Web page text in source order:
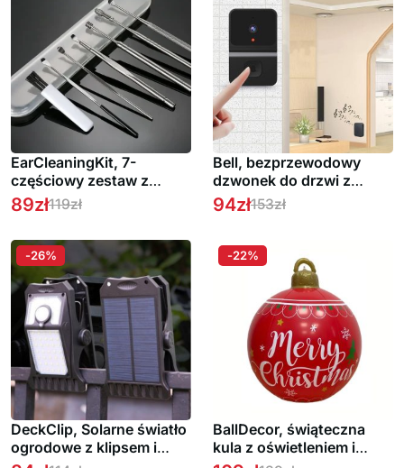
EarCleaningKit, 7-
częściowy zestaw z
akcesoriami do
bezpiecznego
GRATIS
89zł119zł
Bell, bezprzewodowy
dzwonek do drzwi z
wideo, dwukierunkowym
dźwiękiem i czujnikiem
94zł153zł
DeckClip, Solarne światło
ogrodowe z klipsem i
-26%
BallDecor, świąteczna
kula z oświetleniem i
-22%